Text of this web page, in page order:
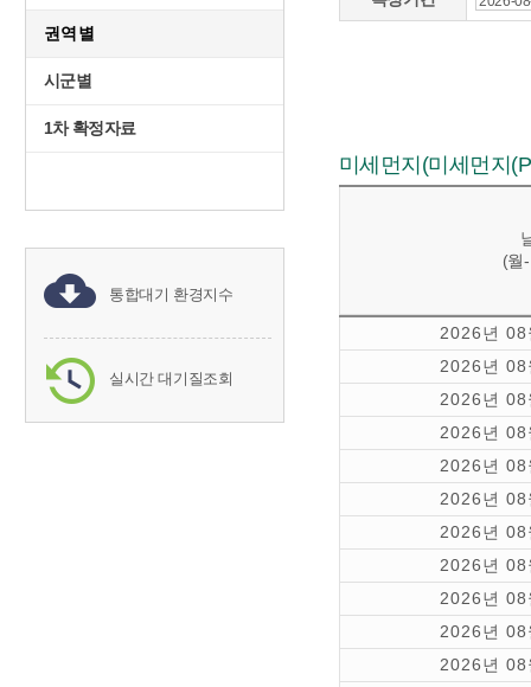
권역별
시군별
1차 확정자료
통합대기 환경지수
실시간 대기질조회
미세먼지(미세먼지
(월
2026년
2026년
2026년
2026년
2026년
2026년
2026년
2026년
2026년
2026년
2026년